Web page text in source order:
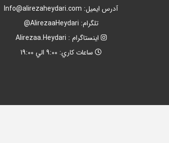
آدرس ايميل: Info@alirezaheydari.com
تلگرام: AlirezaaHeydari@
اينستاگرام : Alirezaa.Heydari
ساعات کاري: 9:00 الي 19:00